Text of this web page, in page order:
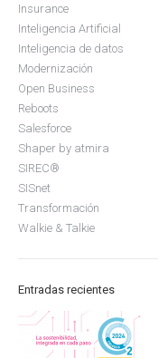
Insurance
Inteligencia Artificial
Inteligencia de datos
Modernización
Open Business
Reboots
Salesforce
Shaper by atmira
SIREC®
SISnet
Transformación
Walkie & Talkie
Entradas recientes